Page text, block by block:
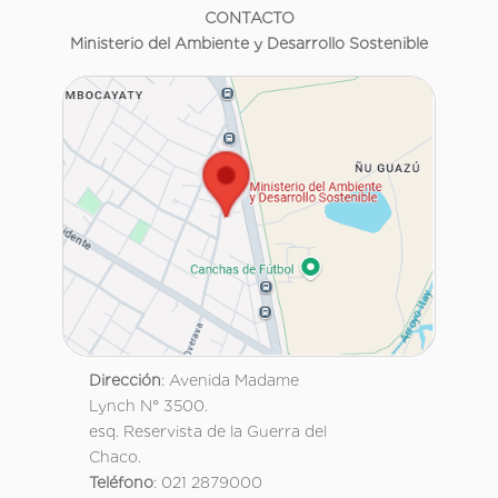
CONTACTO
Ministerio del Ambiente y Desarrollo Sostenible
Dirección: Avenida Madame
Lynch N° 3500.
esq. Reservista de la Guerra del
Chaco.
Teléfono: 021 2879000